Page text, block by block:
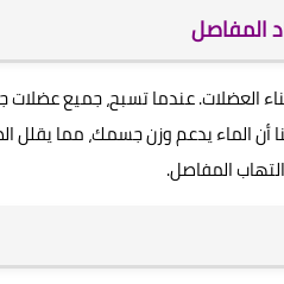
المفاصل
العضلات. عندما تسبح، جميع
أن الماء يدعم وزن جسمك، مما يقلل
المفاصل.